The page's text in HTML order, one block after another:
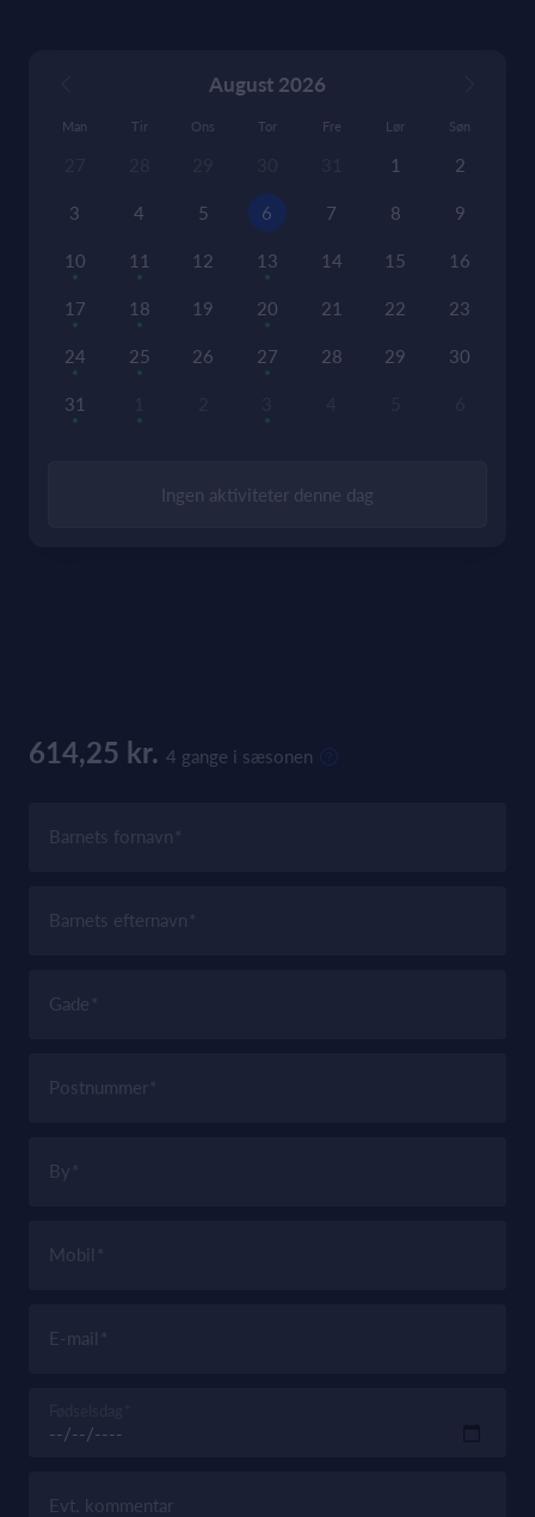
August 2026
Man Tir Ons Tor Fre Lør Søn
1 2
3 4 5 6 7 8 9
10 11 12 13 14 15 16
17 18 19 20 21 22 23
24 25 26 27 28 29 30
31
Ingen aktiviteter denne dag
614,25 kr. 4 gange i sæsonen
Barnets fornavn
Barnets efternavn
Gade
Postnummer
By
Mobil
E-mail
Evt. kommentar